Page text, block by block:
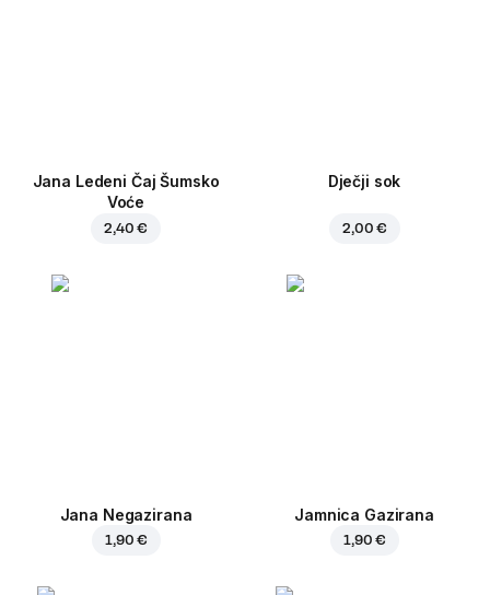
Jana Ledeni Čaj Šumsko
Voće
2,40 €
Dječji sok
2,00 €
Jana Negazirana
1,90 €
Jamnica Gazirana
1,90 €